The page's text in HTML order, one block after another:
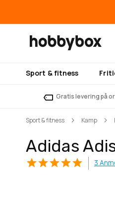
Sport & fitness
Gratis levering på
Sport & fitness Kamp
Adidas
3